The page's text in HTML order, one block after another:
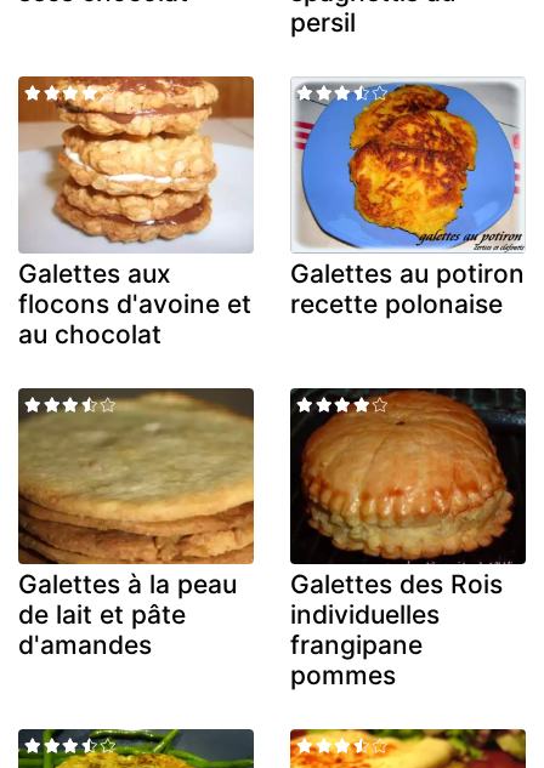
persil
Galettes aux
flocons d'avoine et
au chocolat
Galettes au potiron
recette polonaise
Galettes à la peau
de lait et pâte
d'amandes
Galettes des Rois
individuelles
frangipane
pommes